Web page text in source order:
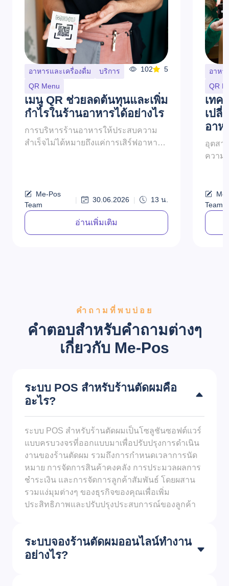
อาหารและเครื่องดื่ม
บริการ
QR Menu
102 5
เมนู QR ช่วยลดต้นทุนและเพิ่ม
กำไรในร้านอาหารได้อย่างไร
การบริหารร้านอาหารให้ประสบความ
สำเร็จไม่ได้หมายถึงแค่การเสิร์ฟอาหาร
Me-Pos
Team
| 30.06.2026 | 13 น.
อ่านเพิ่มเติม
อาหา
QR
เทค
เปลี่
อาห
อุตสา
ความ
ประสิ
Team
คำถามที่พบบ่อย
คำตอบสำหรับคำถามต่างๆ
เกี่ยวกับ Me-Pos
ระบบ POS สำหรับร้านตัดผมคือ
อะไร?
ระบบ POS สำหรับร้านตัดผมเป็นโซลูชันซอฟต์แวร์
แบบครบวงจรที่ออกแบบมาเพื่อปรับปรุงการดำเนิน
งานของร้านตัดผม รวมถึงการกำหนดเวลาการนัด
หมาย การจัดการสินค้าคงคลัง การประมวลผลการ
ชำระเงิน และการจัดการลูกค้าสัมพันธ์ โดยผสาน
รวมแง่มุมต่างๆ ของธุรกิจของคุณเพื่อเพิ่ม
ประสิทธิภาพและปรับปรุงประสบการณ์ของลูกค้า
ระบบจองร้านตัดผมออนไลน์ทำงาน
อย่างไร?